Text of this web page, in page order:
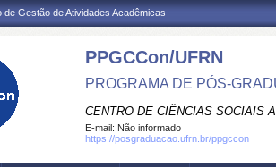
de Gestão de Atividades Acadêmicas
PPGCCon/UFRN
PROGRAMA DE PÓS-
CENTRO DE CIÊNCIAS SOCIAIS
E-mail: Não informado
https://posgraduacao.ufrn.br/ppgccon